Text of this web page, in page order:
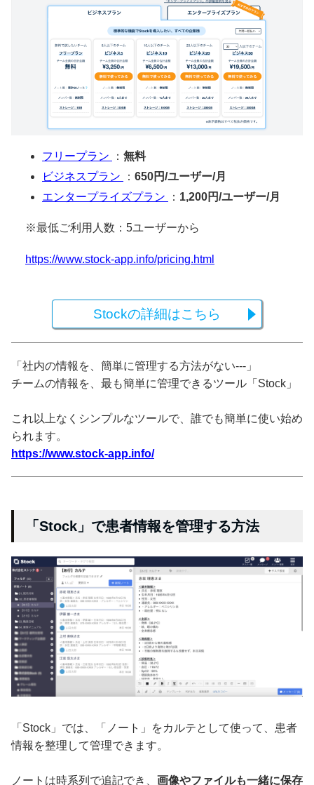
フリープラン ： 無料
ビジネスプラン
： 650円/ユーザー/月
エンタープライズプラン
： 1,200円/ユーザー/月
※最低ご利用人数：5ユーザーから
https://www.stock-app.info/pricing.html
Stockの詳細はこちら
「社内の情報を、簡単に管理する方法がない---」
チームの情報を、最も簡単に管理できるツール「Stock」
これ以上なくシンプルなツールで、誰でも簡単に使い始め
られます。
https://www.stock-app.info/
「Stock」で患者情報を管理する方法
「Stock」では、「ノート」をカルテとして使って、患者
情報を整理して管理できます。
ノートは時系列で追記でき、 画像やファイルも一緒に保存